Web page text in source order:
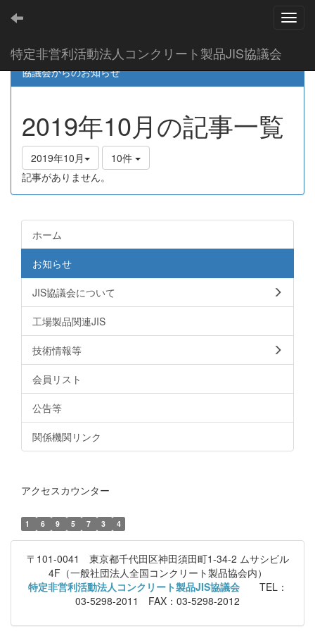
特定非営利活動法人コンクリート製品JIS協議会
協議会からのお知らせ
2019年10月の記事一覧
2019年10月
10件
記事がありません。
ホーム
お知らせ
JIS協議会について
工場製品関連JIS
技術情報等
会員リスト
公告等
関係機関リンク
アクセスカウンター
1 6 9 5 7 3 4
〒101-0041 東京都千代田区神田須田町1-34-2 ムサシビル
4F（一般社団法人全国コンクリート製品協会内）
特定非営利活動法人コンクリート製品JIS協議会 TEL：
03-5298-2011 FAX：03-5298-2012